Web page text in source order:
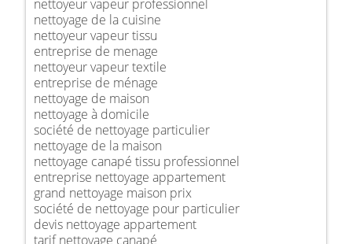
nettoyeur vapeur professionnel
nettoyage de la cuisine
nettoyeur vapeur tissu
entreprise de menage
nettoyeur vapeur textile
entreprise de ménage
nettoyage de maison
nettoyage à domicile
société de nettoyage particulier
nettoyage de la maison
nettoyage canapé tissu professionnel
entreprise nettoyage appartement
grand nettoyage maison prix
société de nettoyage pour particulier
devis nettoyage appartement
tarif nettoyage canapé